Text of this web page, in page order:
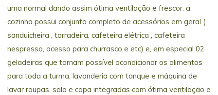
uma normal dando assim ótima ventilação e frescor. a
cozinha possui conjunto completo de acessórios em geral (
sanduicheira , torradeira, cafeteira elétrica , cafeteira
nespresso, acesso para churrasco e etc) e, em especial 02
geladeiras que tornam possível acondicionar os alimentos
para toda a turma. lavanderia com tanque e máquina de
lavar roupas. sala e copa integradas com ótima ventilação e